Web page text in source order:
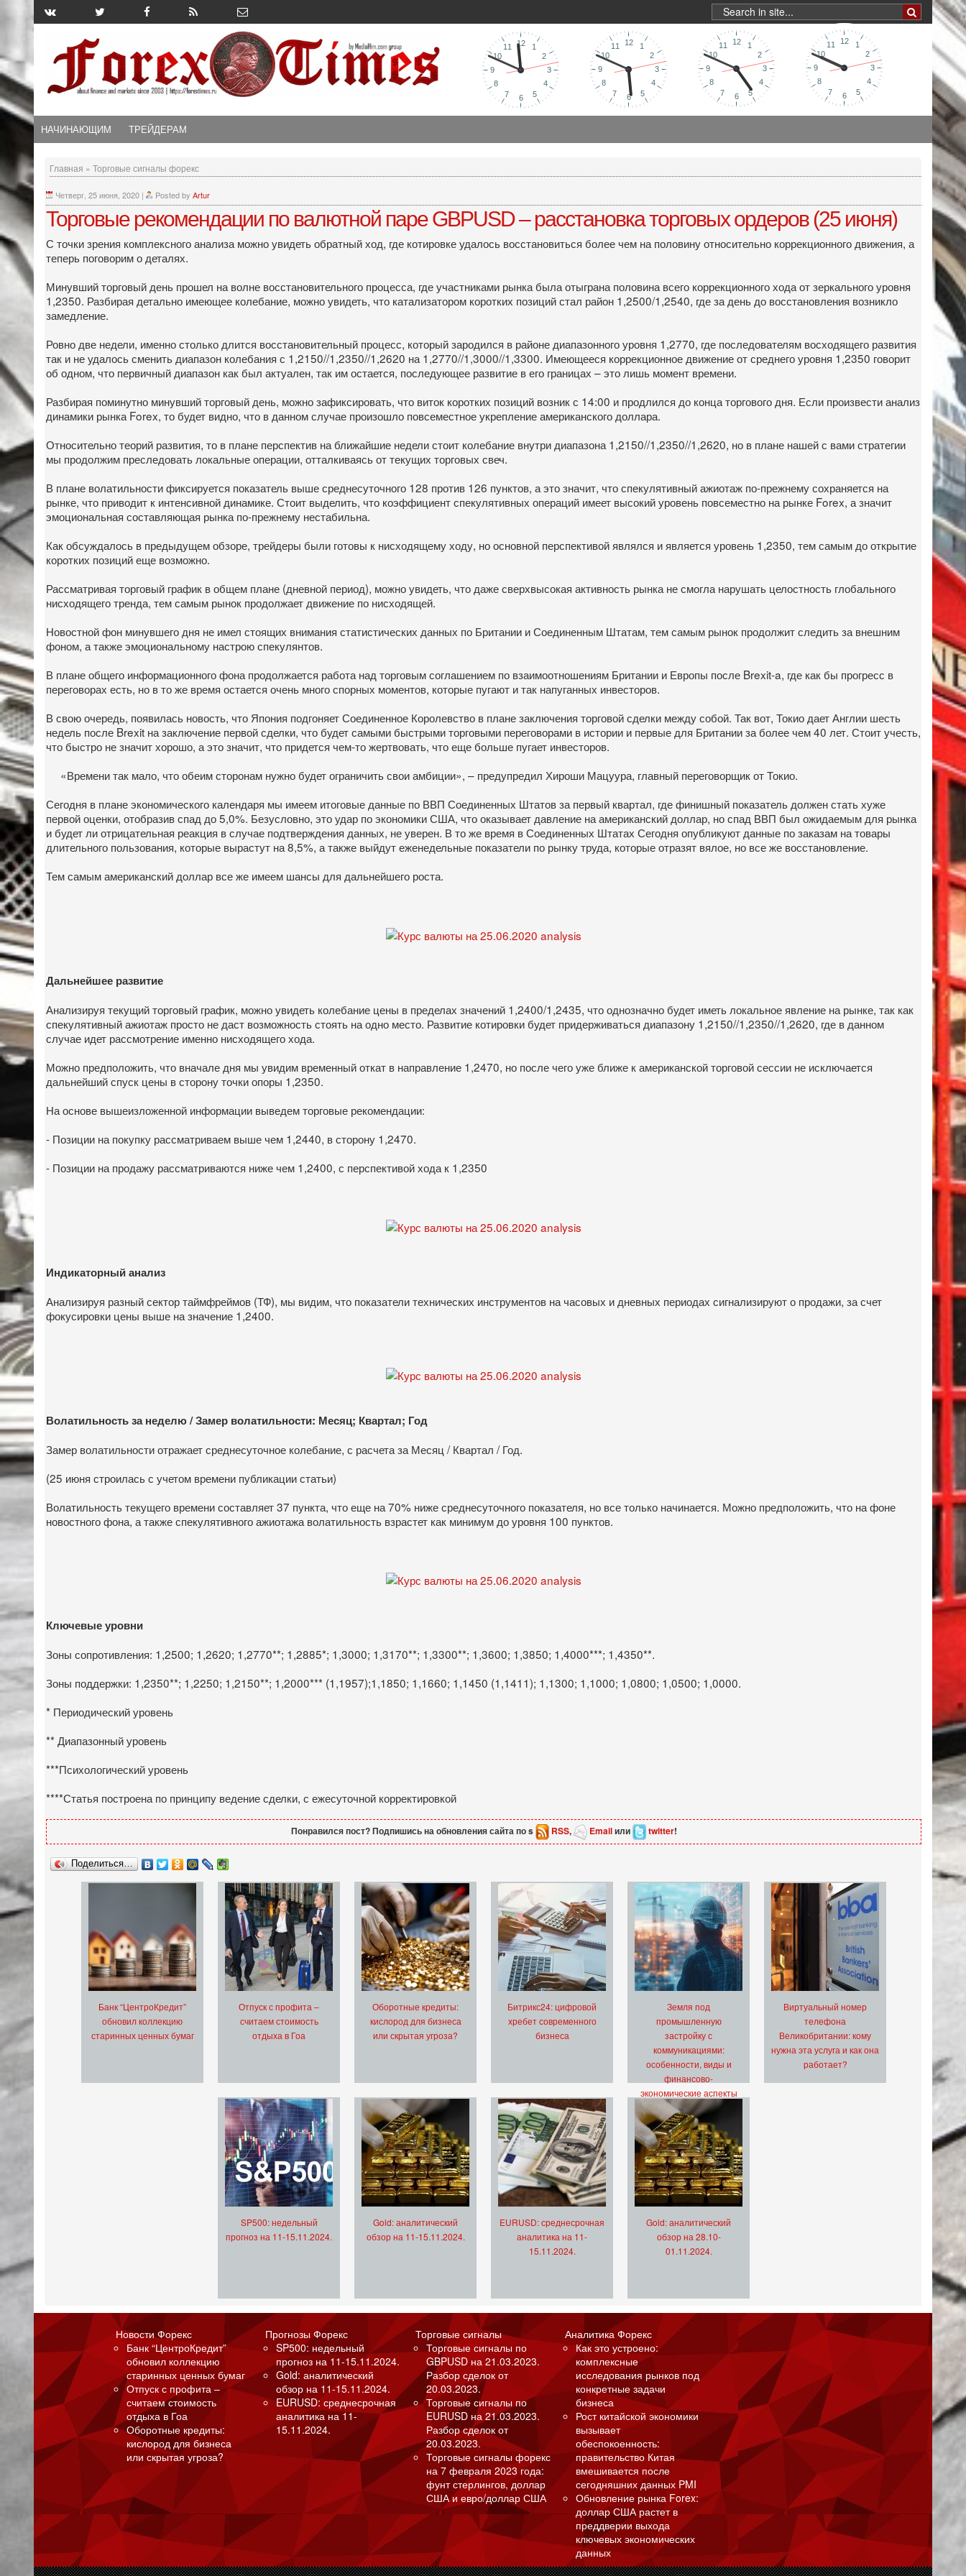
НАЧИНАЮЩИМ ТРЕЙДЕРАМ
Главная » Торговые сигналы форекс
Четверг, 25 июня, 2020 | Posted by Artur
Торговые рекомендации по валютной паре GBPUSD – расстановка торговых ордеров (25 июня)
С точки зрения комплексного анализа можно увидеть обратный ход, где котировке удалось восстановиться более чем на половину относительно коррекционного движения, а
теперь поговорим о деталях.
Минувший торговый день прошел на волне восстановительного процесса, где участниками рынка была отыграна половина всего коррекционного хода от зеркального уровня
1,2350. Разбирая детально имеющее колебание, можно увидеть, что катализатором коротких позиций стал район 1,2500/1,2540, где за день до восстановления возникло
замедление.
Ровно две недели, именно столько длится восстановительный процесс, который зародился в районе диапазонного уровня 1,2770, где последователям восходящего развития
так и не удалось сменить диапазон колебания с 1,2150//1,2350//1,2620 на 1,2770//1,3000//1,3300. Имеющееся коррекционное движение от среднего уровня 1,2350 говорит
об одном, что первичный диапазон как был актуален, так им остается, последующее развитие в его границах – это лишь момент времени.
Разбирая поминутно минувший торговый день, можно зафиксировать, что виток коротких позиций возник с 14:00 и продлился до конца торгового дня. Если произвести анализ
динамики рынка Forex, то будет видно, что в данном случае произошло повсеместное укрепление американского доллара.
Относительно теорий развития, то в плане перспектив на ближайшие недели стоит колебание внутри диапазона 1,2150//1,2350//1,2620, но в плане нашей с вами стратегии
мы продолжим преследовать локальные операции, отталкиваясь от текущих торговых свеч.
В плане волатильности фиксируется показатель выше среднесуточного 128 против 126 пунктов, а это значит, что спекулятивный ажиотаж по-прежнему сохраняется на
рынке, что приводит к интенсивной динамике. Стоит выделить, что коэффициент спекулятивных операций имеет высокий уровень повсеместно на рынке Forex, а значит
эмоциональная составляющая рынка по-прежнему нестабильна.
Как обсуждалось в предыдущем обзоре, трейдеры были готовы к нисходящему ходу, но основной перспективой являлся и является уровень 1,2350, тем самым до открытие
коротких позиций еще возможно.
Рассматривая торговый график в общем плане (дневной период), можно увидеть, что даже сверхвысокая активность рынка не смогла нарушать целостность глобального
нисходящего тренда, тем самым рынок продолжает движение по нисходящей.
Новостной фон минувшего дня не имел стоящих внимания статистических данных по Британии и Соединенным Штатам, тем самым рынок продолжит следить за внешним
фоном, а также эмоциональному настрою спекулянтов.
В плане общего информационного фона продолжается работа над торговым соглашением по взаимоотношениям Британии и Европы после Brexit-a, где как бы прогресс в
переговорах есть, но в то же время остается очень много спорных моментов, которые пугают и так напуганных инвесторов.
В свою очередь, появилась новость, что Япония подгоняет Соединенное Королевство в плане заключения торговой сделки между собой. Так вот, Токио дает Англии шесть
недель после Brexit на заключение первой сделки, что будет самыми быстрыми торговыми переговорами в истории и первые для Британии за более чем 40 лет. Стоит учесть,
что быстро не значит хорошо, а это значит, что придется чем-то жертвовать, что еще больше пугает инвесторов.
«Времени так мало, что обеим сторонам нужно будет ограничить свои амбиции», – предупредил Хироши Мацуура, главный переговорщик от Токио.
Сегодня в плане экономического календаря мы имеем итоговые данные по ВВП Соединенных Штатов за первый квартал, где финишный показатель должен стать хуже
первой оценки, отобразив спад до 5,0%. Безусловно, это удар по экономики США, что оказывает давление на американский доллар, но спад ВВП был ожидаемым для рынка
и будет ли отрицательная реакция в случае подтверждения данных, не уверен. В то же время в Соединенных Штатах Сегодня опубликуют данные по заказам на товары
длительного пользования, которые вырастут на 8,5%, а также выйдут еженедельные показатели по рынку труда, которые отразят вялое, но все же восстановление.
Тем самым американский доллар все же имеем шансы для дальнейшего роста.
Дальнейшее развитие
Анализируя текущий торговый график, можно увидеть колебание цены в пределах значений 1,2400/1,2435, что однозначно будет иметь локальное явление на рынке, так как
спекулятивный ажиотаж просто не даст возможность стоять на одно место. Развитие котировки будет придерживаться диапазону 1,2150//1,2350//1,2620, где в данном
случае идет рассмотрение именно нисходящего хода.
Можно предположить, что вначале дня мы увидим временный откат в направление 1,2470, но после чего уже ближе к американской торговой сессии не исключается
дальнейший спуск цены в сторону точки опоры 1,2350.
На основе вышеизложенной информации выведем торговые рекомендации:
- Позиции на покупку рассматриваем выше чем 1,2440, в сторону 1,2470.
- Позиции на продажу рассматриваются ниже чем 1,2400, с перспективой хода к 1,2350
Индикаторный анализ
Анализируя разный сектор таймфреймов (ТФ), мы видим, что показатели технических инструментов на часовых и дневных периодах сигнализируют о продажи, за счет
фокусировки цены выше на значение 1,2400.
Волатильность за неделю / Замер волатильности: Месяц; Квартал; Год
Замер волатильности отражает среднесуточное колебание, с расчета за Месяц / Квартал / Год.
(25 июня строилась с учетом времени публикации статьи)
Волатильность текущего времени составляет 37 пункта, что еще на 70% ниже среднесуточного показателя, но все только начинается. Можно предположить, что на фоне
новостного фона, а также спекулятивного ажиотажа волатильность взрастет как минимум до уровня 100 пунктов.
Ключевые уровни
Зоны сопротивления: 1,2500; 1,2620; 1,2770**; 1,2885*; 1,3000; 1,3170**; 1,3300**; 1,3600; 1,3850; 1,4000***; 1,4350**.
Зоны поддержки: 1,2350**; 1,2250; 1,2150**; 1,2000*** (1,1957);1,1850; 1,1660; 1,1450 (1,1411); 1,1300; 1,1000; 1,0800; 1,0500; 1,0000.
* Периодический уровень
** Диапазонный уровень
***Психологический уровень
****Статья построена по принципу ведение сделки, с ежесуточной корректировкой
Понравился пост? Подпишись на обновления сайта по s RSS, Emailили twitter!
Поделиться…
Банк “ЦентроКредит”
обновил коллекцию
старинных ценных бумаг
Отпуск с профита –
считаем стоимость
отдыха в Гоа
Оборотные кредиты:
кислород для бизнеса
или скрытая угроза?
Битрикс24: цифровой
хребет современного
бизнеса
Земля под
промышленную
застройку с
коммуникациями:
особенности, виды и
финансово-
экономические аспекты
Виртуальный номер
телефона
Великобритании: кому
нужна эта услуга и как она
работает?
SP500: недельный
прогноз на 11-15.11.2024.
Gold: аналитический
обзор на 11-15.11.2024.
EURUSD: среднесрочная
аналитика на 11-
15.11.2024.
Gold: аналитический
обзор на 28.10-
01.11.2024.
Новости Форекс
Банк “ЦентроКредит”
обновил коллекцию
старинных ценных бумаг
Отпуск с профита –
считаем стоимость
отдыха в Гоа
Оборотные кредиты:
кислород для бизнеса
или скрытая угроза?
Прогнозы Форекс
SP500: недельный
прогноз на 11-15.11.2024.
Gold: аналитический
обзор на 11-15.11.2024.
EURUSD: среднесрочная
аналитика на 11-
15.11.2024.
Торговые сигналы
Торговые сигналы по
GBPUSD на 21.03.2023.
Разбор сделок от
20.03.2023.
Торговые сигналы по
EURUSD на 21.03.2023.
Разбор сделок от
20.03.2023.
Торговые сигналы форекс
на 7 февраля 2023 года:
фунт стерлингов, доллар
США и евро/доллар США
Аналитика Форекс
Как это устроено:
комплексные
исследования рынков под
конкретные задачи
бизнеса
Рост китайской экономики
вызывает
обеспокоенность:
правительство Китая
вмешивается после
сегодняшних данных PMI
Обновление рынка Forex:
доллар США растет в
преддверии выхода
ключевых экономических
данных